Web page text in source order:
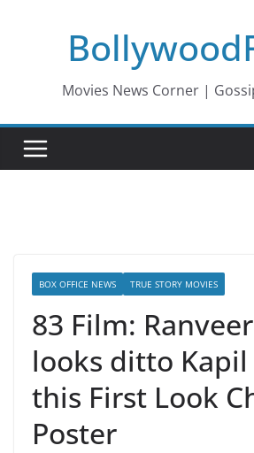
Movies News Corner |
BOX OFFICE NEWS TRUE STORY MOVIES
83 Film:
looks ditto Kapil
this First Look
Poster